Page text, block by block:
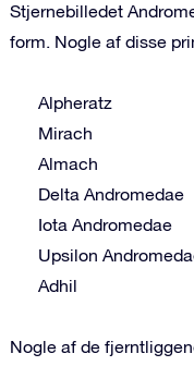
Stjernebilledet
form. Nogle af disse
Alpheratz
Mirach
Almach
Delta Andromedae
Iota Andromedae
Upsilon
Adhil
Nogle af de